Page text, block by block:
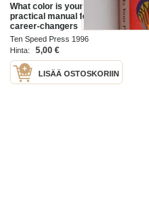
What color is your parachute? : a
practical manual for job-hunters &
career-changers
Ten Speed Press 1996
Hinta:
5,00 €
LISÄÄ OSTOSKORIIN